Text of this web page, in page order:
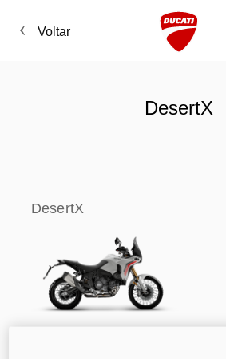
Voltar
DesertX
DesertX